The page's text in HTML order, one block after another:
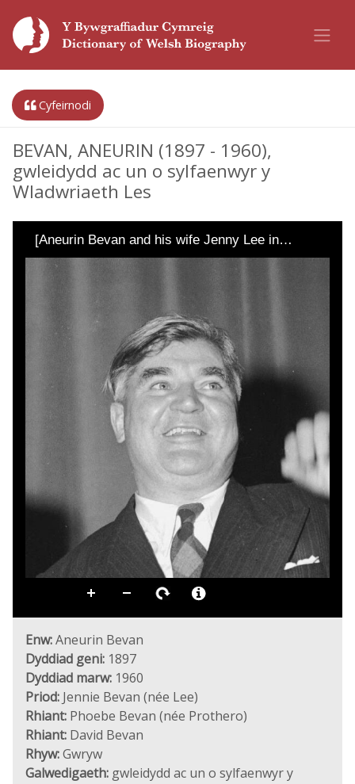
Cyfeirnodi
BEVAN, ANEURIN (1897 - 1960),
gwleidydd ac un o sylfaenwyr y
Wladwriaeth Les
[Aneurin Bevan and his wife Jenny Lee in…
Enw:Aneurin Bevan
Dyddiad geni: 1897
Dyddiad marw: 1960
Priod: Jennie Bevan (née Lee)
Rhiant: Phoebe Bevan (née Prothero)
Rhiant: David Bevan
Rhyw:Gwryw
Galwedigaeth: gwleidydd ac un o sylfaenwyr y